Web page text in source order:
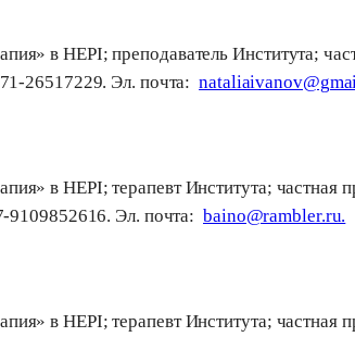
в HEPI; преподаватель Института;
26517229. Эл. почта:
в HEPI; терапевт Института;
9109852616. Эл. почта: baino@rambler.ru.
в HEPI; терапевт Института; частная